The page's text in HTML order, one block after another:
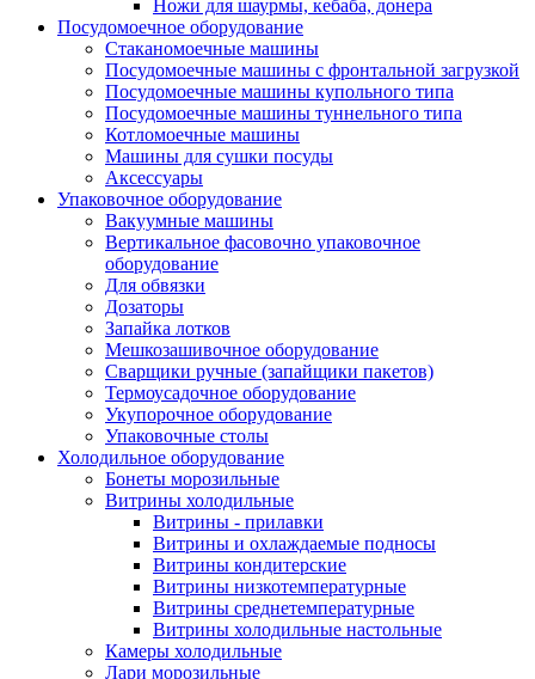
Ножи для шаурмы, кебаба, донера
Посудомоечное оборудование
Стаканомоечные машины
Посудомоечные машины с фронтальной загрузкой
Посудомоечные машины купольного типа
Посудомоечные машины туннельного типа
Котломоечные машины
Машины для сушки посуды
Аксессуары
Упаковочное оборудование
Вакуумные машины
Вертикальное фасовочно упаковочное
оборудование
Для обвязки
Дозаторы
Запайка лотков
Мешкозашивочное оборудование
Сварщики ручные (запайщики пакетов)
Термоусадочное оборудование
Укупорочное оборудование
Упаковочные столы
Холодильное оборудование
Бонеты морозильные
Витрины холодильные
Витрины - прилавки
Витрины и охлаждаемые подносы
Витрины кондитерские
Витрины низкотемпературные
Витрины среднетемпературные
Витрины холодильные настольные
Камеры холодильные
Лари морозильные